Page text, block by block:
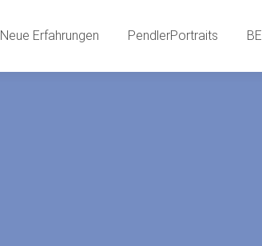
Neue Erfahrungen PendlerPortraits